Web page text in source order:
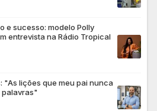
e sucesso: modelo Polly
entrevista na Rádio Tropical
"As lições que meu pai nunca